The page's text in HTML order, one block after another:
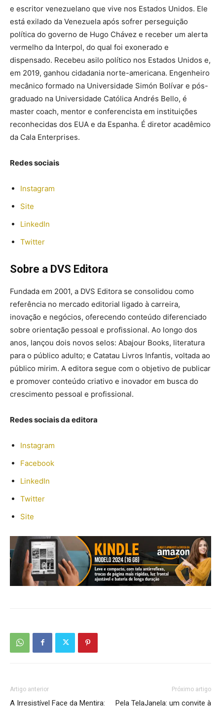
e escritor venezuelano que vive nos Estados Unidos. Ele
está exilado da Venezuela após sofrer perseguição
política do governo de Hugo Chávez e receber um alerta
vermelho da Interpol, do qual foi exonerado e
dispensado. Recebeu asilo político nos Estados Unidos e,
em 2019, ganhou cidadania norte-americana. Engenheiro
mecânico formado na Universidade Simón Bolívar e pós-
graduado na Universidade Católica Andrés Bello, é
master coach, mentor e conferencista em instituições
reconhecidas dos EUA e da Espanha. É diretor acadêmico
da Cala Enterprises.
Redes sociais
Instagram
Site
LinkedIn
Twitter
Sobre a DVS Editora
Fundada em 2001, a DVS Editora se consolidou como
referência no mercado editorial ligado à carreira,
inovação e negócios, oferecendo conteúdo diferenciado
sobre orientação pessoal e profissional. Ao longo dos
anos, lançou dois novos selos: Abajour Books, literatura
para o público adulto; e Catatau Livros Infantis, voltada ao
público mirim. A editora segue com o objetivo de publicar
e promover conteúdo criativo e inovador em busca do
crescimento pessoal e profissional.
Redes sociais da editora
Instagram
Facebook
LinkedIn
Twitter
Site
Artigo anterior
A Irresistível Face da Mentira:
Próximo artigo
Pela TelaJanela: um convite à